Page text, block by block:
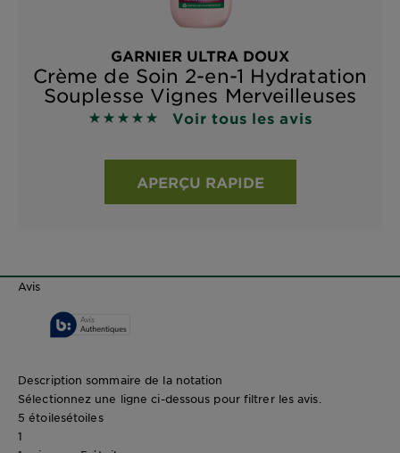
GARNIER ULTRA DOUX
Crème de Soin 2-en-1 Hydratation
Souplesse Vignes Merveilleuses
5 sur 5 étoiles basé sur les avis
Voir tous les avis
APERÇU RAPIDE
Avis
Description sommaire de la notation
Sélectionnez une ligne ci-dessous pour filtrer les avis.
5 étoilesétoiles
1